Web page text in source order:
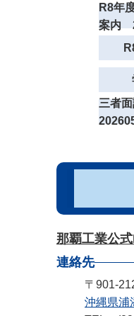
R8年
案内
三者
那覇工業公
連絡先
〒901-
沖縄県浦